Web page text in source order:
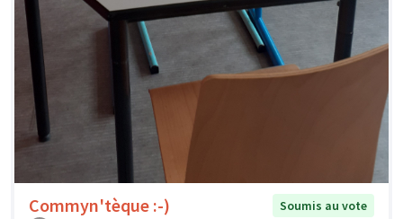
Commyn'tèque :-)
Soumis au vote